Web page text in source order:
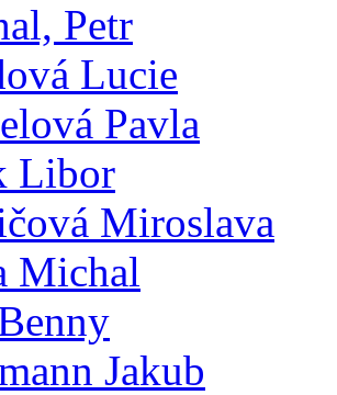
Petr
Lucie
Pavla
Libor
Miroslava
Michal
Jakub